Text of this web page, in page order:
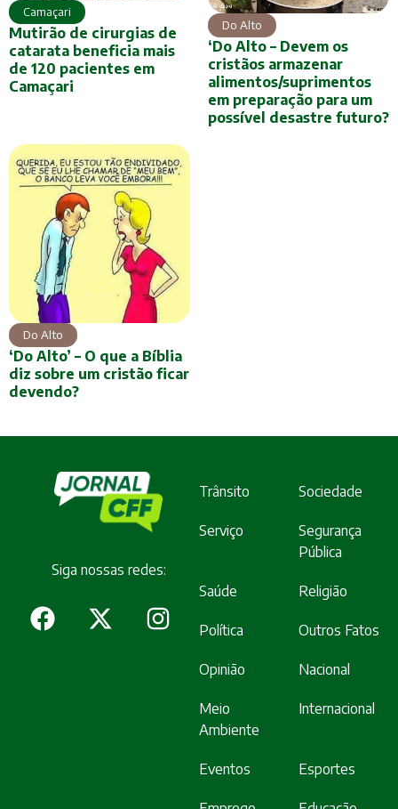
Camaçari
Mutirão de cirurgias de
catarata beneficia mais
de 120 pacientes em
Camaçari
Do Alto
‘Do Alto – Devem os
cristãos armazenar
alimentos/suprimentos
em preparação para um
possível desastre futuro?
Do Alto
‘Do Alto’ – O que a Bíblia
diz sobre um cristão ficar
devendo?
Siga nossas redes:
Trânsito Sociedade
Serviço
Segurança
Pública
Saúde Religião
Política Outros Fatos
Opinião Nacional
Meio
Ambiente
Internacional
Eventos Esportes